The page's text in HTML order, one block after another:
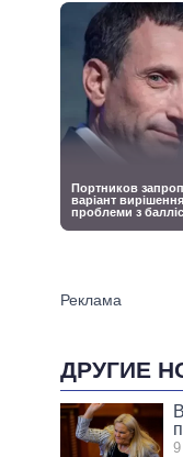
ДРУГИЕ